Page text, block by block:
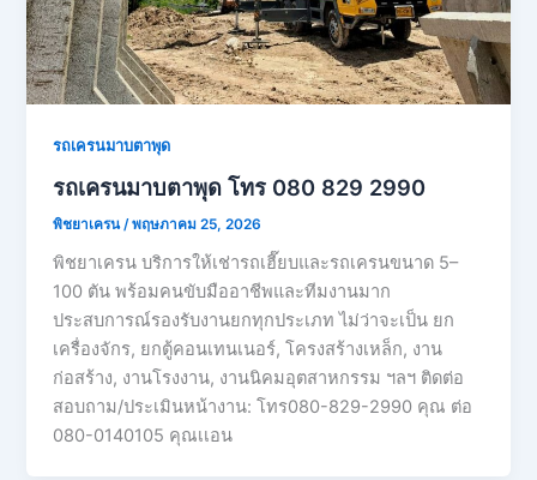
รถเครนมาบตาพุด
รถเครนมาบตาพุด โทร 080 829 2990
พิชยาเครน /พฤษภาคม 25, 2026
พิชยาเครน บริการให้เช่ารถเฮี๊ยบและรถเครนขนาด 5–
100 ตัน พร้อมคนขับมืออาชีพและทีมงานมาก
ประสบการณ์รองรับงานยกทุกประเภท ไม่ว่าจะเป็น ยก
เครื่องจักร, ยกตู้คอนเทนเนอร์, โครงสร้างเหล็ก, งาน
ก่อสร้าง, งานโรงงาน, งานนิคมอุตสาหกรรม ฯลฯ ติดต่อ
สอบถาม/ประเมินหน้างาน: โทร080-829-2990 คุณ ต่อ
080-0140105 คุณเเอน